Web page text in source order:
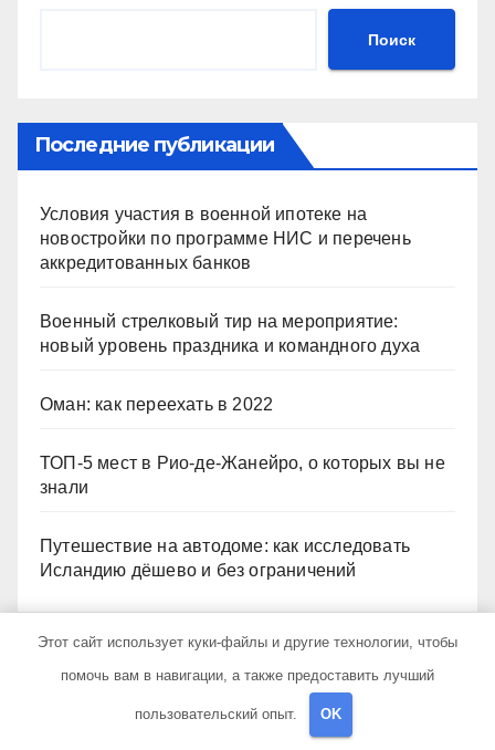
Поиск
Последние публикации
Условия участия в военной ипотеке на
новостройки по программе НИС и перечень
аккредитованных банков
Военный стрелковый тир на мероприятие:
новый уровень праздника и командного духа
Оман: как переехать в 2022
ТОП-5 мест в Рио-де-Жанейро, о которых вы не
знали
Путешествие на автодоме: как исследовать
Исландию дёшево и без ограничений
Этот сайт использует куки-файлы и другие технологии, чтобы
помочь вам в навигации, а также предоставить лучший
пользовательский опыт. OK